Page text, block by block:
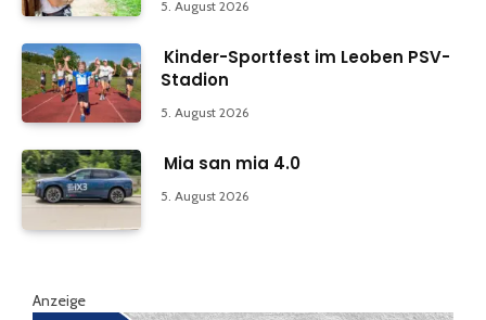
5. August 2026
Kinder-Sportfest im Leoben PSV-
Stadion
5. August 2026
Mia san mia 4.0
5. August 2026
Anzeige